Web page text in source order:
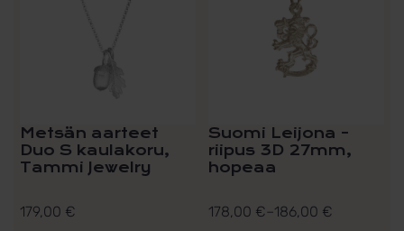
Metsän aarteet
Duo S kaulakoru,
Tammi Jewelry
179,00 €
muunnelma.
Suomi Leijona -
riipus 3D 27mm,
hopeaa
178,00 €–186,00 €
Hintaluokka: